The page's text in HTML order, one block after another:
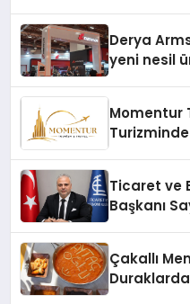
Derya
yeni nesil
Momentur
Ticaret ve
Başkanı
Çakallı